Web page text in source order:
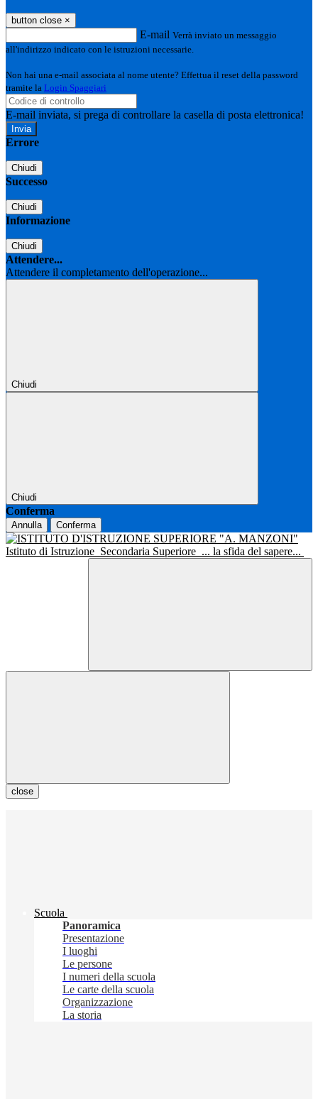
button close ×
E-mail Verrà inviato un messaggio
all'indirizzo indicato con le istruzioni necessarie.
Non hai una e-mail associata al nome utente? Effettua il reset della password
tramite la Login Spaggiari
E-mail inviata, si prega di controllare la casella di posta elettronica!
Errore
Chiudi
Successo
Chiudi
Informazione
Chiudi
Attendere...
Attendere il completamento dell'operazione...
Chiudi
Chiudi
Conferma
Annulla Conferma
Istituto di Istruzione Secondaria Superiore ... la sfida del sapere...
close
Scuola
Panoramica
Presentazione
I luoghi
Le persone
I numeri della scuola
Le carte della scuola
Organizzazione
La storia